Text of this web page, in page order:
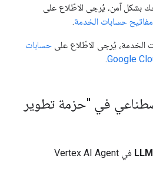
بشكل آمن، يُرجى الاطّلاع على
مفاتيح حسابات الخدمة.
الخدمة، يُرجى الاطّلاع على حسابات
.
في "حزمة تطوير
في Vertex AI Agent